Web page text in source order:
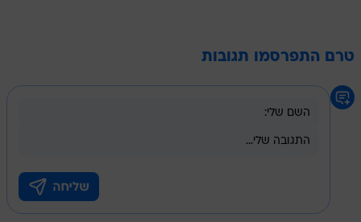
טרם התפרסמו תגובות